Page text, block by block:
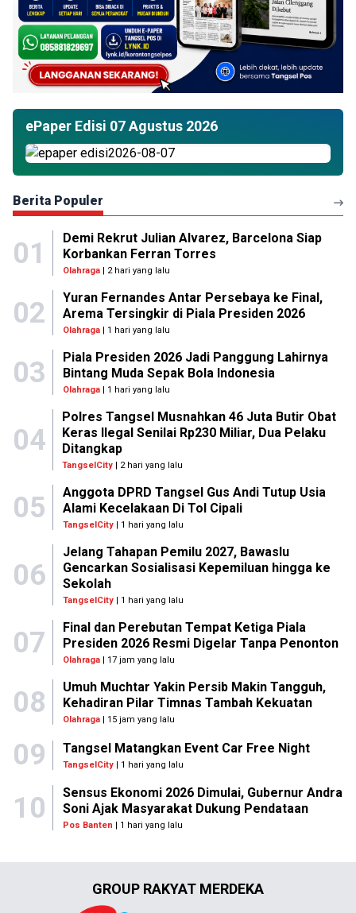
ePaper Edisi 07 Agustus 2026
Berita Populer
01
Demi Rekrut Julian Alvarez, Barcelona Siap
Korbankan Ferran Torres
Olahraga| 2 hari yang lalu
02
Yuran Fernandes Antar Persebaya ke Final,
Arema Tersingkir di Piala Presiden 2026
Olahraga| 1 hari yang lalu
03
Piala Presiden 2026 Jadi Panggung Lahirnya
Bintang Muda Sepak Bola Indonesia
Olahraga| 1 hari yang lalu
04
Polres Tangsel Musnahkan 46 Juta Butir Obat
Keras Ilegal Senilai Rp230 Miliar, Dua Pelaku
Ditangkap
TangselCity | 2 hari yang lalu
05
Anggota DPRD Tangsel Gus Andi Tutup Usia
Alami Kecelakaan Di Tol Cipali
TangselCity| 1 hari yang lalu
06
Jelang Tahapan Pemilu 2027, Bawaslu
Gencarkan Sosialisasi Kepemiluan hingga ke
Sekolah
TangselCity| 1 hari yang lalu
07
Final dan Perebutan Tempat Ketiga Piala
Presiden 2026 Resmi Digelar Tanpa Penonton
Olahraga| 17 jam yang lalu
08
Umuh Muchtar Yakin Persib Makin Tangguh,
Kehadiran Pilar Timnas Tambah Kekuatan
Olahraga| 15 jam yang lalu
09 Tangsel Matangkan Event Car Free Night
TangselCity | 1 hari yang lalu
10
Sensus Ekonomi 2026 Dimulai, Gubernur Andra
Soni Ajak Masyarakat Dukung Pendataan
Pos Banten | 1 hari yang lalu
GROUP RAKYAT MERDEKA